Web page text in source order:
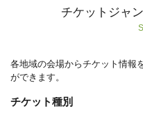
チケットジャ
各地域の会場からチケット情報
ができます。
チケット種別